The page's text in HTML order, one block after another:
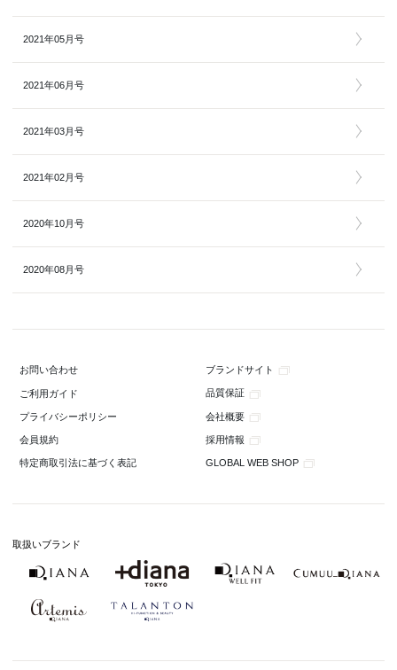
2021年05月号
2021年06月号
2021年03月号
2021年02月号
2020年10月号
2020年08月号
お問い合わせ ブランドサイト
ご利用ガイド 品質保証
プライバシーポリシー 会社概要
会員規約 採用情報
特定商取引法に基づく表記 GLOBAL WEB SHOP
取扱いブランド